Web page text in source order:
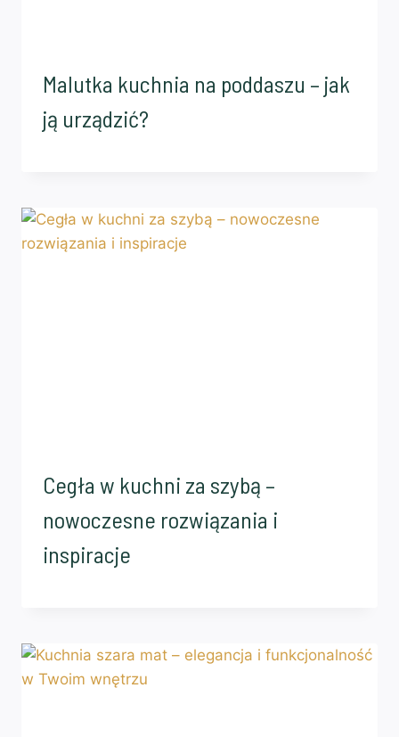
Malutka kuchnia na poddaszu – jak
ją urządzić?
Cegła w kuchni za szybą –
nowoczesne rozwiązania i
inspiracje